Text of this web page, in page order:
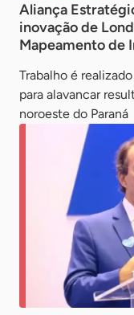
Aliança
inovação de
Mapeamento de
Trabalho é
para alavancar
noroeste do Paraná